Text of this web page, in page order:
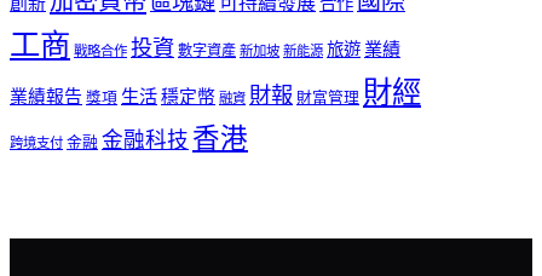
工商 戰略合作投資數字資產新加坡新能源旅遊業績
業績報告 獎項生活穩定幣融資 財報 財富管理財經
跨境支付金融 金融科技香港